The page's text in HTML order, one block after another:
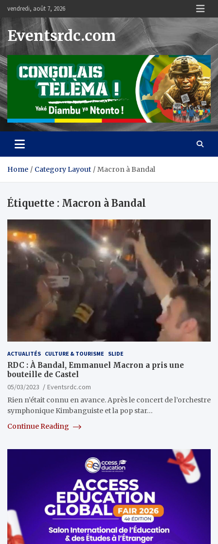
content
vendredi, août 7, 2026
Eventsrdc.com
Home Category Layout Macron à Bandal
Étiquette : Macron à Bandal
ACTUALITÉS CULTURE & TOURISME SLIDE
RDC : À Bandal, Emmanuel Macron a pris une
bouteille de Castel
05/03/2023
Eventsrdc.com
Rien n’était connu en avance. Après le concert de l’orchestre
symphonique Kimbanguiste et la pop star…
Continue Reading